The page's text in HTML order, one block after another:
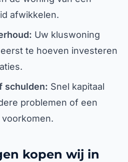
afwikkelen.
Uw kluswoning
te hoeven investeren
schulden: Snel kapitaal
problemen of een
kopen wij in